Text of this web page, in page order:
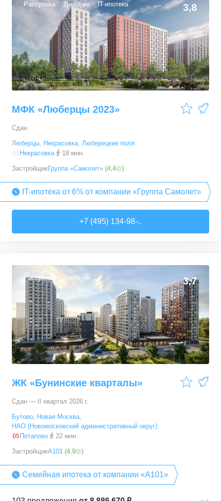
Рассрочка Трейд-ин IT-ипотека 3,8
МФК «Люберцы 2023»
Сдан
Люберцы, Некрасовка, Люберецкие поля
Некрасовка
18 мин.
ЗастройщикГруппа «Самолет» (4,4 )
IT-ипотека от 6% от компании «Группа Самолет»
+7 (495) 134-98-..
Рассрочка Трейд-ин 3,7
ЖК «Бунинские кварталы»
Сдан — II квартал 2026 г.
Бутово, Новая Москва,
НАО (Новомосковский административный округ)
Потапово
22 мин.
ЗастройщикА101 (4,9 )
Семейная ипотека от компании «А101»